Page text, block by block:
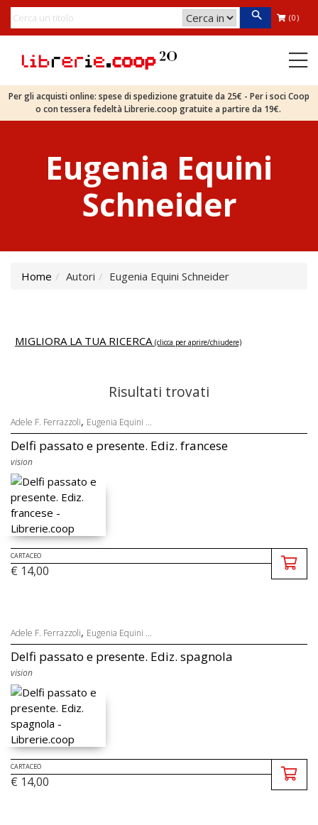
(0)
Per gli acquisti online: spese di spedizione gratuite da 25€ - Per i soci Coop
o con tessera fedeltà Librerie.coop gratuite a partire da 19€.
Eugenia Equini
Schneider
Home Autori Eugenia Equini Schneider
MIGLIORA LA TUA RICERCA (clicca per aprire/chiudere)
Risultati trovati
Adele F. Ferrazzoli, Eugenia Equini ...
Delfi passato e presente. Ediz. francese
vision
CARTACEO
€ 14,00
Adele F. Ferrazzoli, Eugenia Equini ...
Delfi passato e presente. Ediz. spagnola
vision
CARTACEO
€ 14,00